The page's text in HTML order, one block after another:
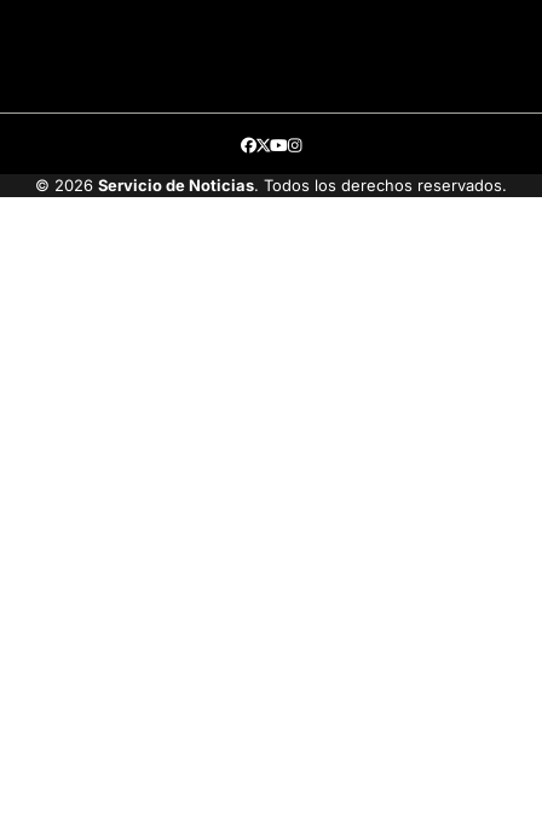
Facebook
TwitterYoutube
Instagram
© 2026 Servicio de Noticias. Todos los derechos reservados.